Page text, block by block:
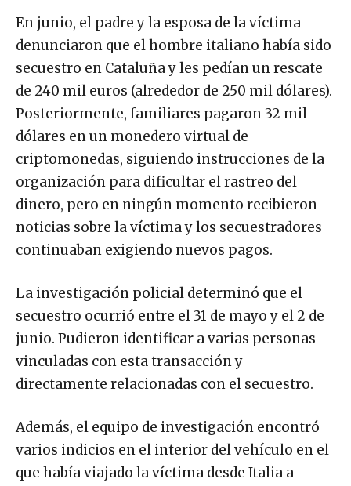
En junio, el padre y la esposa de la víctima
denunciaron que el hombre italiano había sido
secuestro en Cataluña y les pedían un rescate
de 240 mil euros (alrededor de 250 mil dólares).
Posteriormente, familiares pagaron 32 mil
dólares en un monedero virtual de
criptomonedas, siguiendo instrucciones de la
organización para dificultar el rastreo del
dinero, pero en ningún momento recibieron
noticias sobre la víctima y los secuestradores
continuaban exigiendo nuevos pagos.
La investigación policial determinó que el
secuestro ocurrió entre el 31 de mayo y el 2 de
junio. Pudieron identificar a varias personas
vinculadas con esta transacción y
directamente relacionadas con el secuestro.
Además, el equipo de investigación encontró
varios indicios en el interior del vehículo en el
que había viajado la víctima desde Italia a